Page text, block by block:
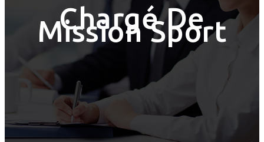
Chargé De
Mission Sport